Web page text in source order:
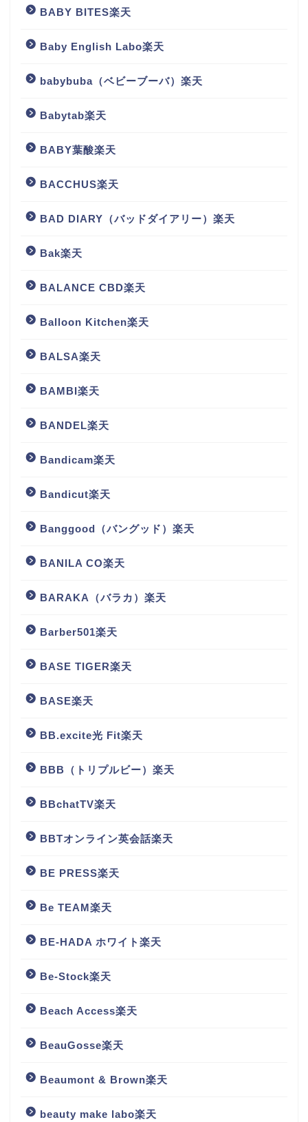
BABY BITES楽天
Baby English Labo楽天
babybuba（ベビーブーバ）楽天
Babytab楽天
BABY葉酸楽天
BACCHUS楽天
BAD DIARY（バッドダイアリー）楽天
Bak楽天
BALANCE CBD楽天
Balloon Kitchen楽天
BALSA楽天
BAMBI楽天
BANDEL楽天
Bandicam楽天
Bandicut楽天
Banggood（バングッド）楽天
BANILA CO楽天
BARAKA（バラカ）楽天
Barber501楽天
BASE TIGER楽天
BASE楽天
BB.excite光 Fit楽天
BBB（トリプルビー）楽天
BBchatTV楽天
BBTオンライン英会話楽天
BE PRESS楽天
Be TEAM楽天
BE-HADA ホワイト楽天
Be-Stock楽天
Beach Access楽天
BeauGosse楽天
Beaumont & Brown楽天
beauty make labo楽天